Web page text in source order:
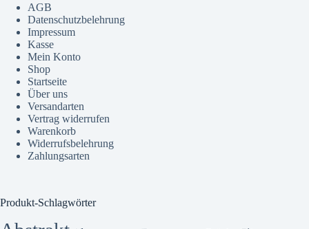
AGB
Datenschutzbelehrung
Impressum
Kasse
Mein Konto
Shop
Startseite
Über uns
Versandarten
Vertrag widerrufen
Warenkorb
Widerrufsbelehrung
Zahlungsarten
Produkt-Schlagwörter